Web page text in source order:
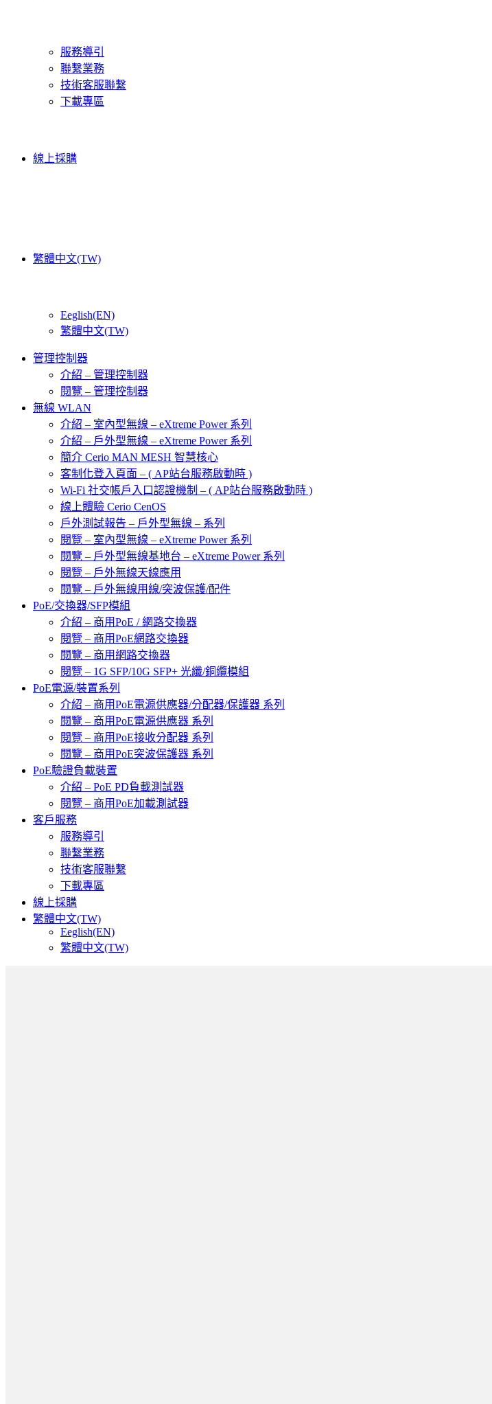
服務導引
聯繫業務
技術客服聯繫
下載專區
線上採購
繁體中文(TW)
Eeglish(EN)
繁體中文(TW)
管理控制器
介紹 – 管理控制器
閱覽 – 管理控制器
無線 WLAN
介紹 – 室內型無線 – eXtreme Power 系列
介紹 – 戶外型無線 – eXtreme Power 系列
簡介 Cerio MAN MESH 智慧核心
客制化登入頁面 – ( AP站台服務啟動時 )
Wi-Fi 社交帳戶入口認證機制 – ( AP站台服務啟動時 )
線上體驗 Cerio CenOS
戶外測試報告 – 戶外型無線 – 系列
閱覽 – 室內型無線 – eXtreme Power 系列
閱覽 – 戶外型無線基地台 – eXtreme Power 系列
閱覽 – 戶外無線天線應用
閱覽 – 戶外無線用線/突波保護/配件
PoE/交換器/SFP模組
介紹 – 商用PoE / 網路交換器
閱覽 – 商用PoE網路交換器
閱覽 – 商用網路交換器
閱覽 – 1G SFP/10G SFP+ 光纖/銅纜模組
PoE電源/裝置系列
介紹 – 商用PoE電源供應器/分配器/保護器 系列
閱覽 – 商用PoE電源供應器 系列
閱覽 – 商用PoE接收分配器 系列
閱覽 – 商用PoE突波保護器 系列
PoE驗證負載裝置
介紹 – PoE PD負載測試器
閱覽 – 商用PoE加載測試器
客戶服務
服務導引
聯繫業務
技術客服聯繫
下載專區
線上採購
繁體中文(TW)
Eeglish(EN)
繁體中文(TW)